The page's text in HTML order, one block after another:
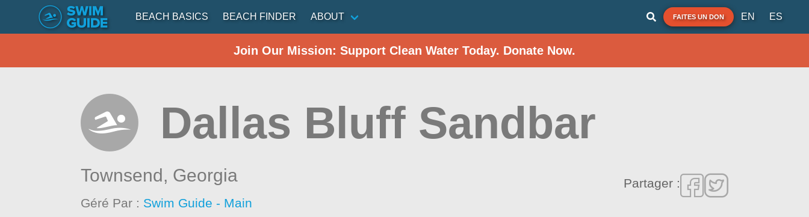
BEACH BASICS BEACH FINDER ABOUT FAITES UN DON EN ES
Join Our Mission: Support Clean Water Today. Donate Now.
Dallas Bluff Sandbar
Townsend, Georgia
Géré Par : Swim Guide - Main
Partager :